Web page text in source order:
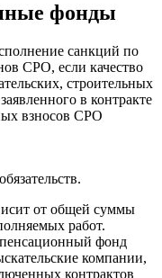
фонды
санкций по
СРО, если качество
строительных
в контракте
взносов СРО
от общей суммы
работ.
фонд
компании,
контрактов